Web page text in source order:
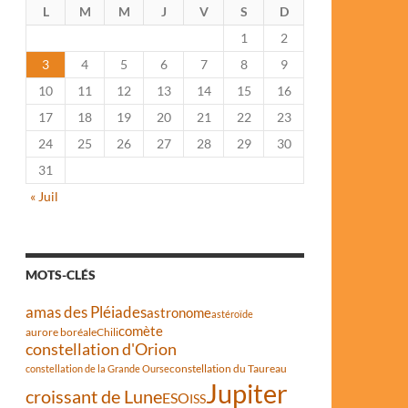
L M M J V S
D
1
2
3
4 5 6 7 8
9
10
11 12 13 14 15
16
17
18 19 20 21 22
23
24
25 26 27 28 29
30
31
« Juil
MOTS-CLÉS
amas des Pléiadesastronomeastéroïde
aurore boréaleChilicomète
constellation d'Orion
constellation de la Grande Ourseconstellation du Taureau
croissant de LuneESOISSJupiter